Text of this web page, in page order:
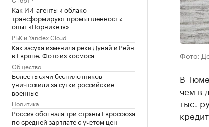
Как ИИ-агенты и облако
трансформируют промышленность:
опыт «Норникеля»
РБК и Yandex Cloud
Как засуха изменила реки Дунай и Рейн
в Европе. Фото из космоса
Общество
Более тысячи беспилотников
уничтожили за сутки российские
военные
Политика
Россия обогнала три страны Евросоюза
по средней зарплате с учетом цен
Фото:
В
чем в
тыс.